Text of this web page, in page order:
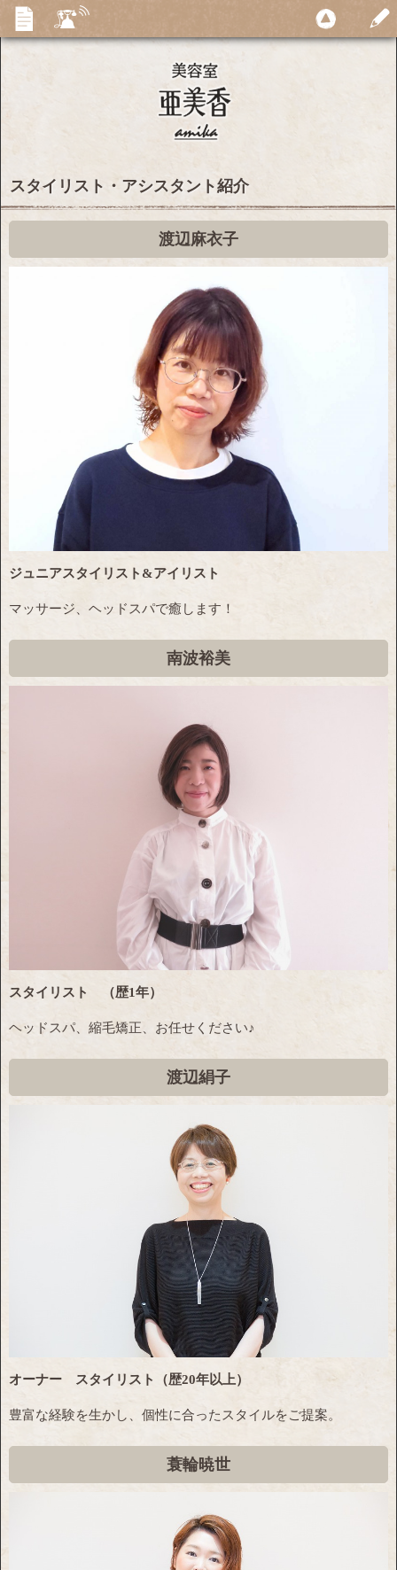
スタイリスト・アシスタント紹介
渡辺麻衣子
ジュニアスタイリスト&アイリスト
マッサージ、ヘッドスパで癒します！
南波裕美
スタイリスト （歴1年）
ヘッドスパ、縮毛矯正、お任せください♪
渡辺絹子
オーナー スタイリスト（歴20年以上）
豊富な経験を生かし、個性に合ったスタイルをご提案。
蓑輪暁世